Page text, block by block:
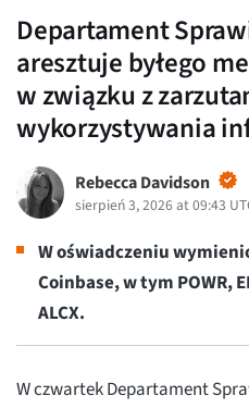
Departament
aresztuje byłego
w związku z
wykorzystywania
Rebecca Davidson
sierpień 3, 2026 at 09:43
W oświadczeniu
Coinbase, w tym POWR,
ALCX.
W czwartek Departament